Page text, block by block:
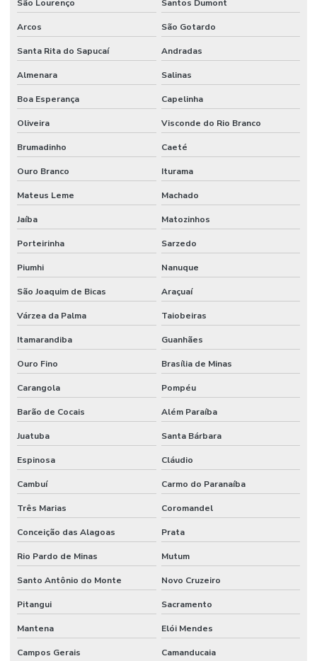
Pintura Epoxi Industrial
Pintura Epóxi Para Áreas Comerciais
Pintura Epóxi Para Concreto
Pintura Epóxi Para Indústria
Pintura Epóxi Para Piso
Pintura Epoxi Piso
Pintura Epoxi Piso Industrial
Pintura Epóxi Rápida Secagem
Pintura Epóxi Rápida Secagem Minas Gerais
Pintura Poliuretano Com Alta Durabilidade
Pintura Poliuretano De Alta Performance
Pintura Poliuretano Em Minas Gerais
Pintura Poliuretano Em São Paulo
Pintura Poliuretano Impermeável Para Piso
Pintura Poliuretano Para Concreto
Pintura Poliuretano Resistência A Químicos
Piso Antiderrapante Lapidado
Piso Autonivelante
Piso Autonivelante Epóxi Industrial
Piso Autonivelante Para Estacionamentos
São Lourenço Santos Dumont
Arcos São Gotardo
Santa Rita do Sapucaí Andradas
Almenara Salinas
Boa Esperança Capelinha
Oliveira Visconde do Rio Branco
Brumadinho Caeté
Ouro Branco Iturama
Mateus Leme Machado
Jaíba Matozinhos
Porteirinha Sarzedo
Piumhi Nanuque
São Joaquim de Bicas Araçuaí
Várzea da Palma Taiobeiras
Itamarandiba Guanhães
Ouro Fino Brasília de Minas
Carangola Pompéu
Barão de Cocais Além Paraíba
Juatuba Santa Bárbara
Espinosa Cláudio
Cambuí Carmo do Paranaíba
Três Marias Coromandel
Conceição das Alagoas Prata
Rio Pardo de Minas Mutum
Santo Antônio do Monte Novo Cruzeiro
Pitangui Sacramento
Mantena Elói Mendes
Campos Gerais Camanducaia